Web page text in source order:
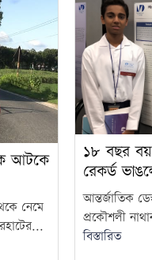
আটকে
নেমে
১৮ বছর
রেকর্ড
আন্তর্জাতিক
প্রকৌশলী
বিস্তারিত